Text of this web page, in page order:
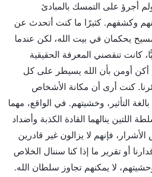
أجرؤ على التمسك بالمبادئ
وكشفهم. كثيرًا ما كنت أتحدث عن
يحكمان في بيت الله، لكن عندما
كانت تنقصني المعرفة الحقيقية
أكن أومن بأن الله يسيطر على كل
كنت أرى أن مكانة الأشخاص
التأثير، وخشيتهم. في الواقع، مهما
اللتين ينالهما القادة الكذبة وأضداد
فإنهم لا يزالون غير قادرين
أو تقرير ما إذا كنا سننال الخلاص
لا يمكنهم تجاوز سلطان الله.